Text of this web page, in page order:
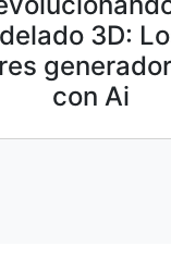
3D:
con Ai